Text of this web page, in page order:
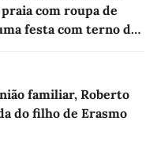
com roupa de
festa com terno de
familiar, Roberto
do filho de Erasmo